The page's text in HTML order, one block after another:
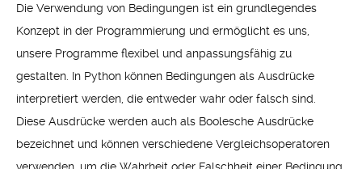
Die Verwendung von Bedingungen ist ein grundlegendes
Konzept in der Programmierung und ermöglicht es uns,
unsere Programme flexibel und anpassungsfähig zu
gestalten. In Python können Bedingungen als Ausdrücke
interpretiert werden, die entweder wahr oder falsch sind.
Diese Ausdrücke werden auch als Boolesche Ausdrücke
bezeichnet und können verschiedene Vergleichsoperatoren
verwenden, um die Wahrheit oder Falschheit einer Bedingung